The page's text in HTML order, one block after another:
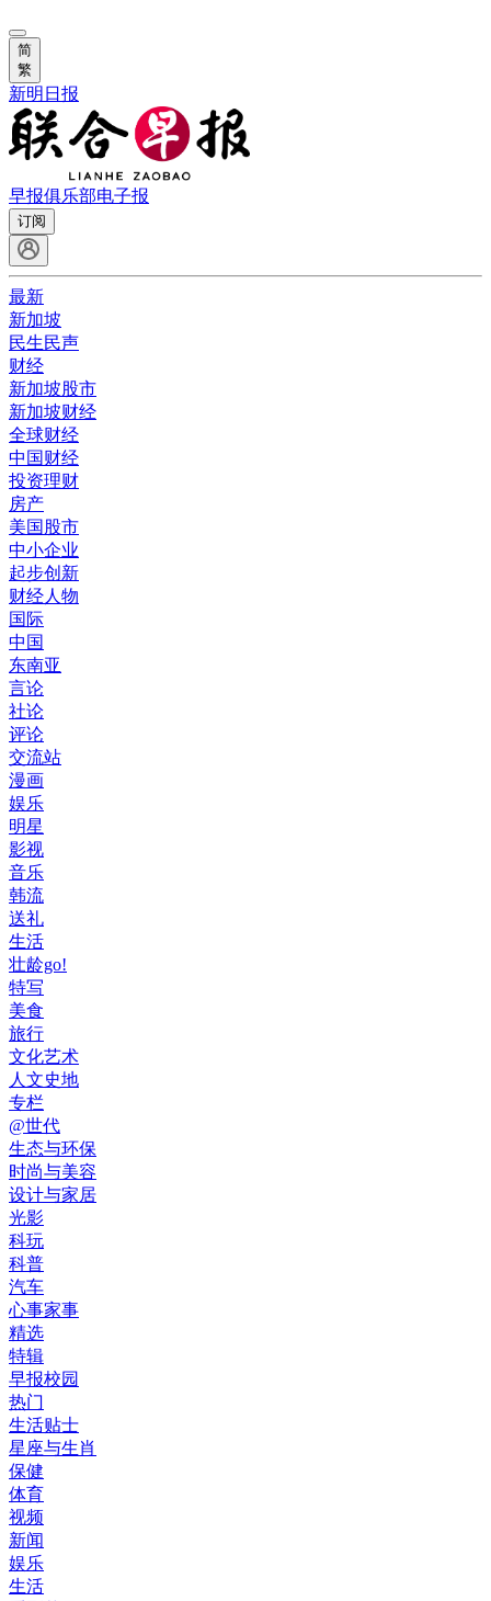
简
繁
新明日报
早报俱乐部电子报
订阅
最新
新加坡
民生民声
财经
新加坡股市
新加坡财经
全球财经
中国财经
投资理财
房产
美国股市
中小企业
起步创新
财经人物
国际
中国
东南亚
言论
社论
评论
交流站
漫画
娱乐
明星
影视
音乐
韩流
送礼
生活
壮龄go!
特写
美食
旅行
文化艺术
人文史地
专栏
@世代
生态与环保
时尚与美容
设计与家居
光影
科玩
科普
汽车
心事家事
精选
特辑
早报校园
热门
生活贴士
星座与生肖
保健
体育
视频
新闻
娱乐
生活